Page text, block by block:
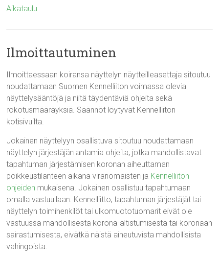
Aikataulu
Ilmoittautuminen
Ilmoittaessaan koiransa näyttelyn näytteilleasettaja sitoutuu
noudattamaan Suomen Kennelliiton voimassa olevia
näyttelysääntöjä ja niitä täydentäviä ohjeita sekä
rokotusmääräyksiä. Säännöt löytyvät Kennelliiton
kotisivuilta.
Jokainen näyttelyyn osallistuva sitoutuu noudattamaan
näyttelyn järjestäjän antamia ohjeita, jotka mahdollistavat
tapahtuman järjestämisen koronan aiheuttaman
poikkeustilanteen aikana viranomaisten ja Kennelliiton
ohjeiden mukaisena. Jokainen osallistuu tapahtumaan
omalla vastuullaan. Kennelliitto, tapahtuman järjestäjät tai
näyttelyn toimihenkilöt tai ulkomuototuomarit eivät ole
vastuussa mahdollisesta korona-altistumisesta tai koronaan
sairastumisesta, eivätkä näistä aiheutuvista mahdollisista
vahingoista.